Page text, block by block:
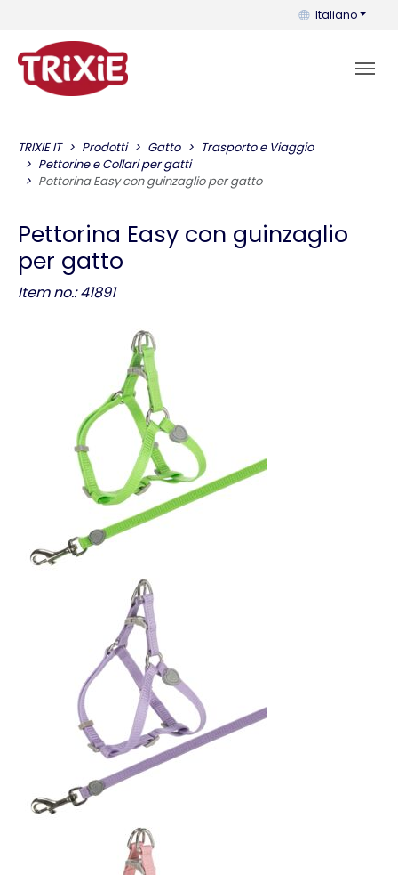
Puoi cambiare
Italiano
TRIXIE IT Prodotti Gatto
Trasporto e Viaggio
Pettorine e Collari per gatti
Pettorina Easy con guinzaglio per gatto
Pettorina Easy con guinzaglio
per gatto
Item no.: 41891